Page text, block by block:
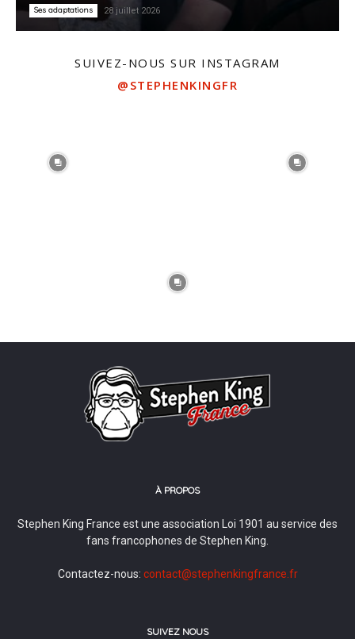
Ses adaptations 28 juillet 2026
SUIVEZ-NOUS SUR INSTAGRAM
@STEPHENKINGFR
À PROPOS
Stephen King France est une association Loi 1901 au service des
fans francophones de Stephen King.
Contactez-nous: contact@stephenkingfrance.fr
SUIVEZ NOUS